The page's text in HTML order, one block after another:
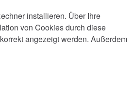
installieren. Über Ihre
von Cookies durch diese
angezeigt werden. Außerdem